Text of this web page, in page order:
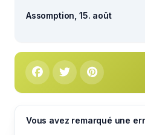
Assomption, 15. août
Vous avez remarqué une